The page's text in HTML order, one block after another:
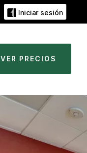
Iniciar sesión
VER PRECIOS